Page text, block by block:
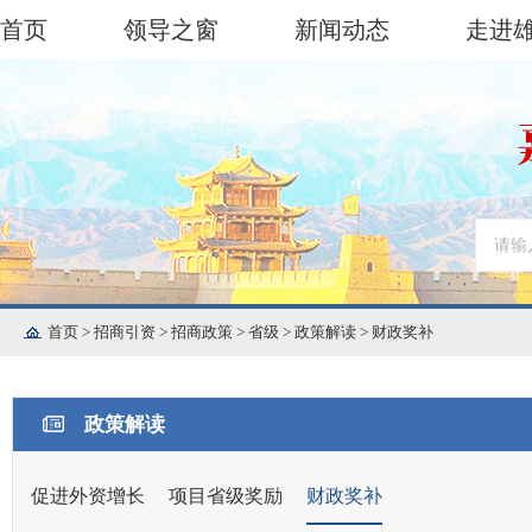
首页 领导之窗 新闻动态 走进
首页 > 招商引资 > 招商政策 > 省级 > 政策解读 > 财政奖补
政策解读
促进外资增长 项目省级奖励 财政奖补